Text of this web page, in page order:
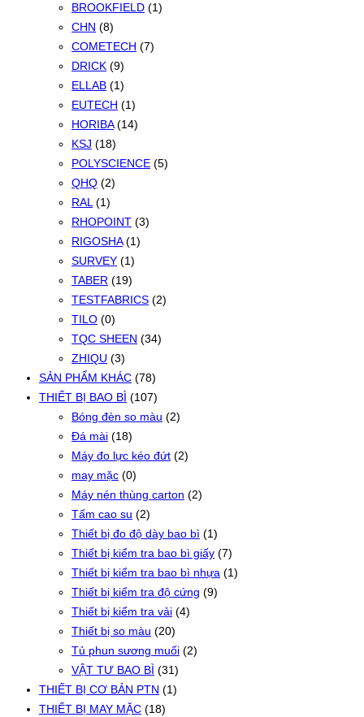
BROOKFIELD (1)
CHN (8)
COMETECH (7)
DRICK (9)
ELLAB (1)
EUTECH (1)
HORIBA (14)
KSJ (18)
POLYSCIENCE (5)
QHQ (2)
RAL (1)
RHOPOINT (3)
RIGOSHA (1)
SURVEY (1)
TABER (19)
TESTFABRICS (2)
TILO (0)
TQC SHEEN (34)
ZHIQU (3)
SẢN PHẨM KHÁC (78)
THIẾT BỊ BAO BÌ (107)
Bóng đèn so màu (2)
Đá mài (18)
Máy đo lực kéo đứt (2)
may mặc (0)
Máy nén thùng carton (2)
Tấm cao su (2)
Thiết bị đo độ dày bao bì (1)
Thiết bị kiểm tra bao bì giấy (7)
Thiết bị kiểm tra bao bì nhựa (1)
Thiết bị kiểm tra độ cứng (9)
Thiết bị kiểm tra vải (4)
Thiết bị so màu (20)
Tủ phun sương muối (2)
VẬT TƯ BAO BÌ (31)
THIẾT BỊ CƠ BẢN PTN (1)
THIẾT BỊ MAY MẶC (18)